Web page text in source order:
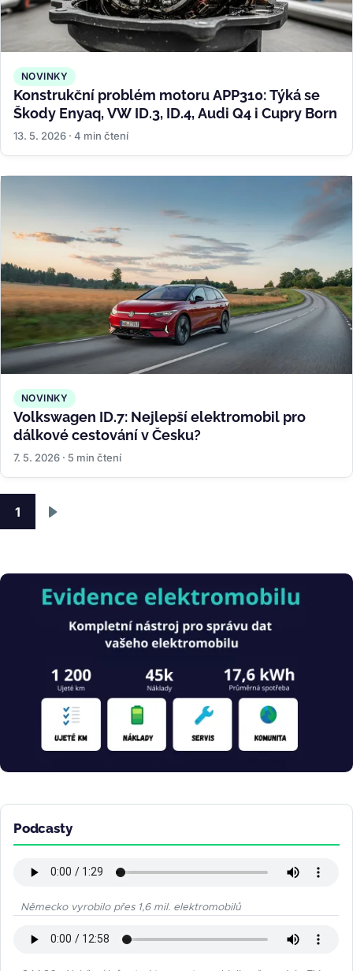
NOVINKY
Konstrukční problém motoru APP310: Týká se
Škody Enyaq, VW ID.3, ID.4, Audi Q4 i Cupry Born
13. 5. 2026 · 4 min čtení
NOVINKY
Volkswagen ID.7: Nejlepší elektromobil pro
dálkové cestování v Česku?
7. 5. 2026 · 5 min čtení
Pagination
1
Obrázek
Podcasty
Německo vyrobilo přes 1,6 mil. elektromobilů